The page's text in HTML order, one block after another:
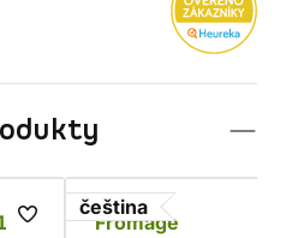
čeština
Fromage